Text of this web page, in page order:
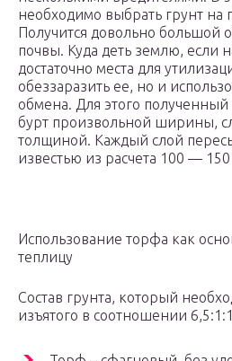
необходимо выбрать грунт на
Получится довольно большой
почвы. Куда деть землю, если
достаточно места для
обеззаразить ее, но и
обмена. Для этого полученный
бурт произвольной ширины,
толщиной. Каждый слой
известью из расчета 100 —
Использование торфа как
теплицу
Состав грунта, который
изъятого в соотношении